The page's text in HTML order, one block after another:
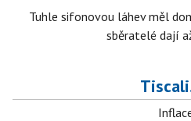
Tuhle sifonovou láhev měl
sběratelé dají